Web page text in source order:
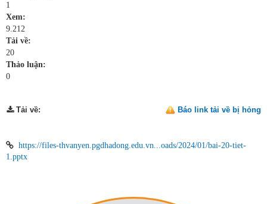
1
Xem:
9.212
Tải về:
20
Thảo luận:
0
Báo link tải về bị hỏng
Tải về:
https://files-thvanyen.pgdhadong.edu.vn...oads/2024/01/bai-20-tiet-
1.pptx